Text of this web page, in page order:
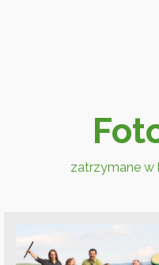
zatrzymane w